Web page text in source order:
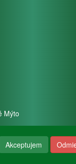
Mýto
Akceptujem